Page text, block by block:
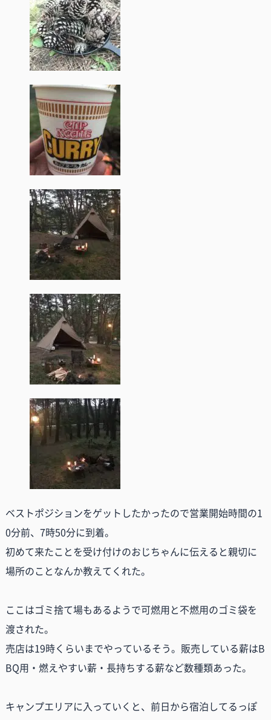
ベストポジションをゲットしたかったので営業開始時間の1
0分前、7時50分に到着。
初めて来たことを受け付けのおじちゃんに伝えると親切に
場所のことなんか教えてくれた。
ここはゴミ捨て場もあるようで可燃用と不燃用のゴミ袋を
渡された。
売店は19時くらいまでやっているそう。販売している薪はB
BQ用・燃えやすい薪・長持ちする薪など数種類あった。
キャンプエリアに入っていくと、前日から宿泊してるっぽ